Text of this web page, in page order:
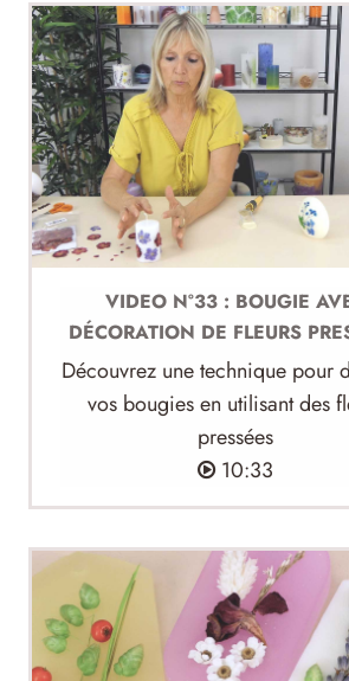
VIDEO N°33 : BOUGIE
DÉCORATION DE FLEURS
Découvrez une technique pour
vos bougies en utilisant des
pressées
10:33